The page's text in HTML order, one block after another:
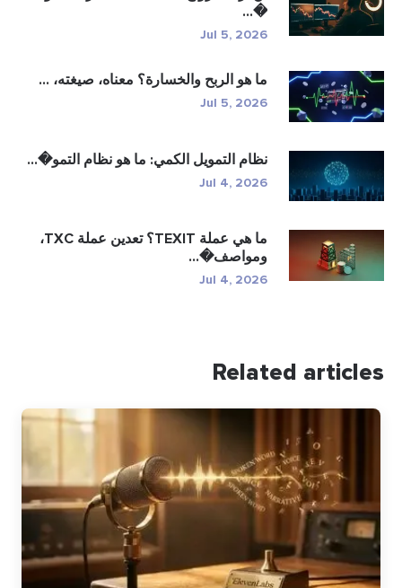
�...
Jul 5, 2026
ما هو الربح والخسارة؟ معناه، صيغته، ...
Jul 5, 2026
نظام التمويل الكمي: ما هو نظام التمو�...
Jul 4, 2026
ما هي عملة TEXIT؟ تعدين عملة TXC،
ومواصف�...
Jul 4, 2026
Related